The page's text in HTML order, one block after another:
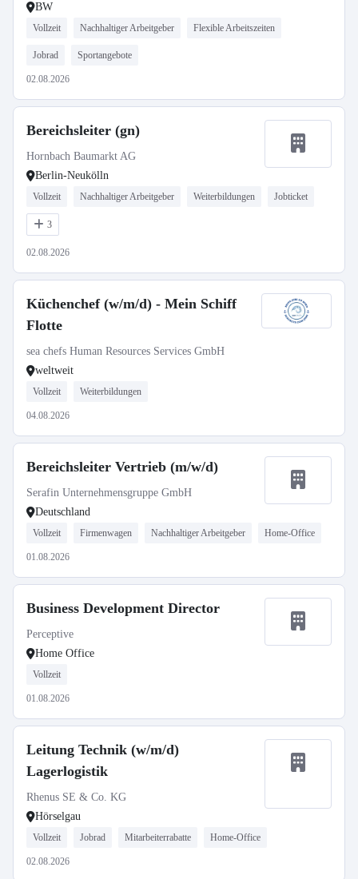
BW
Vollzeit Nachhaltiger Arbeitgeber Flexible Arbeitszeiten
Jobrad Sportangebote
02.08.2026
Bereichsleiter (gn)
Hornbach Baumarkt AG
Berlin-Neukölln
Vollzeit Nachhaltiger Arbeitgeber Weiterbildungen Jobticket
3
02.08.2026
Küchenchef (w/m/d) - Mein Schiff
Flotte
sea chefs Human Resources Services GmbH
weltweit
Vollzeit Weiterbildungen
04.08.2026
Bereichsleiter Vertrieb (m/w/d)
Serafin Unternehmensgruppe GmbH
Deutschland
Vollzeit Firmenwagen Nachhaltiger Arbeitgeber Home-Office
01.08.2026
Business Development Director
Perceptive
Home Office
Vollzeit
01.08.2026
Leitung Technik (w/m/d)
Lagerlogistik
Rhenus SE & Co. KG
Hörselgau
Vollzeit Jobrad Mitarbeiterrabatte Home-Office
02.08.2026